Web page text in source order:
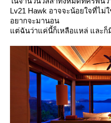
Lv21 Hawk อาจจะน้อยใจที่ไม่
อยากจะมานอน
ต่ฉันว่าแค่นี้ก็เหลือแหล่ และก็